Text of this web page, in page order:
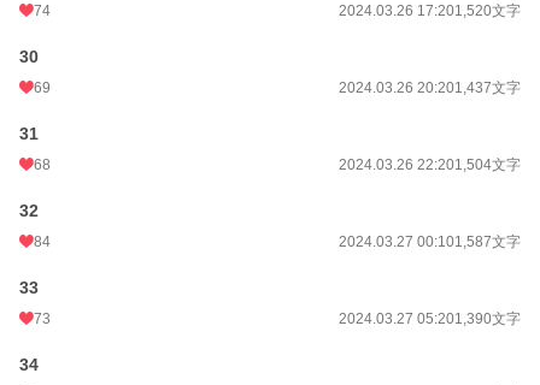
74 2024.03.26 17:201,520文字
30
69 2024.03.26 20:201,437文字
31
68 2024.03.26 22:201,504文字
32
84 2024.03.27 00:101,587文字
33
73 2024.03.27 05:201,390文字
34